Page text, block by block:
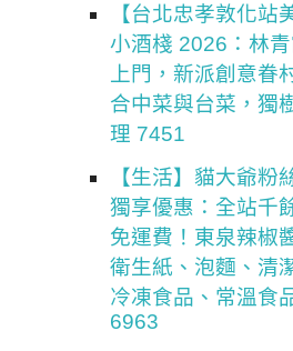
【台北忠孝敦化站
小酒棧 2026：林
上門，新派創意眷
合中菜與台菜，獨
理 7451
【生活】貓大爺粉
獨享優惠：全站千
免運費！東泉辣椒
衛生紙、泡麵、清
冷凍食品、常溫食
6963